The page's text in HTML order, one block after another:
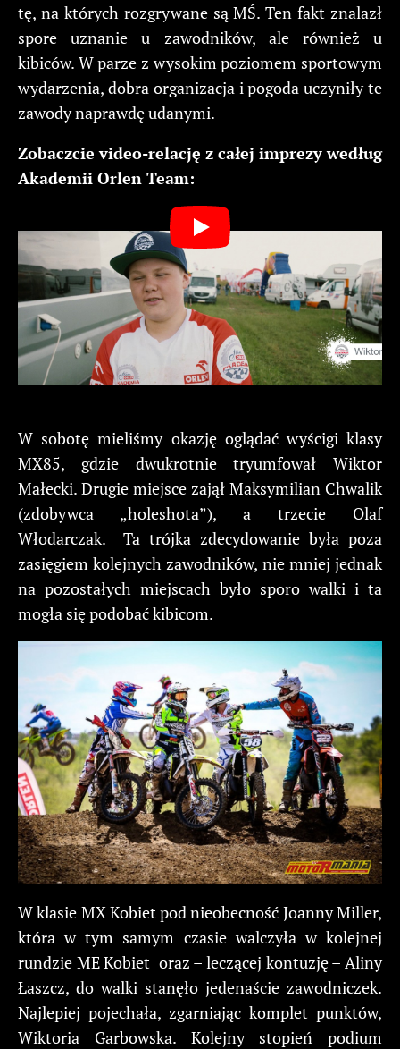
tę, na których rozgrywane są MŚ. Ten fakt znalazł
spore uznanie u zawodników, ale również u
kibiców. W parze z wysokim poziomem sportowym
wydarzenia, dobra organizacja i pogoda uczyniły te
zawody naprawdę udanymi.
Zobaczcie video-relację z całej imprezy według
Akademii Orlen Team:
W sobotę mieliśmy okazję oglądać wyścigi klasy
MX85, gdzie dwukrotnie tryumfował Wiktor
Małecki. Drugie miejsce zajął Maksymilian Chwalik
(zdobywca „holeshota”), a trzecie Olaf
Włodarczak. Ta trójka zdecydowanie była poza
zasięgiem kolejnych zawodników, nie mniej jednak
na pozostałych miejscach było sporo walki i ta
mogła się podobać kibicom.
W klasie MX Kobiet pod nieobecność Joanny Miller,
która w tym samym czasie walczyła w kolejnej
rundzie ME Kobiet oraz – leczącej kontuzję – Aliny
Łaszcz, do walki stanęło jedenaście zawodniczek.
Najlepiej pojechała, zgarniając komplet punktów,
Wiktoria Garbowska. Kolejny stopień podium